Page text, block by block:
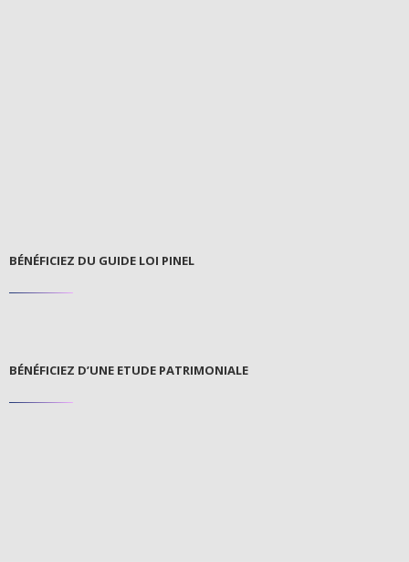
BÉNÉFICIEZ DU GUIDE LOI PINEL
BÉNÉFICIEZ D’UNE ETUDE PATRIMONIALE